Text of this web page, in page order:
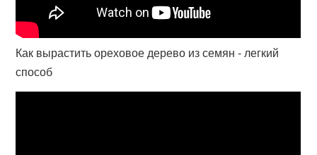
Как вырастить ореховое дерево из семян - легкий
способ